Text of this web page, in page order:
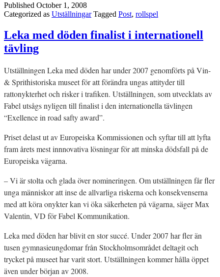
Published October 1, 2008
Categorized as Utställningar Tagged Post, rollspel
Leka med döden finalist i internationell
tävling
Utställningen Leka med döden har under 2007 genomförts på Vin-
& Sprithistoriska museet för att förändra ungas attityder till
rattonykterhet och risker i trafiken. Utställningen, som utvecklats av
Fabel utsågs nyligen till finalist i den internationella tävlingen
“Exellence in road safty award”.
Priset delast ut av Europeiska Kommissionen och syftar till att lyfta
fram årets mest innnovativa lösningar för att minska dödsfall på de
Europeiska vägarna.
– Vi är stolta och glada över nomineringen. Om utställningen får fler
unga människor att inse de allvarliga riskerna och konsekvenserna
med att köra onykter kan vi öka säkerheten på vägarna, säger Max
Valentin, VD för Fabel Kommunikation.
Leka med döden har blivit en stor succé. Under 2007 har fler än
tusen gymnasieungdomar från Stockholmsområdet deltagit och
trycket på museet har varit stort. Utställningen kommer hålla öppet
även under början av 2008.